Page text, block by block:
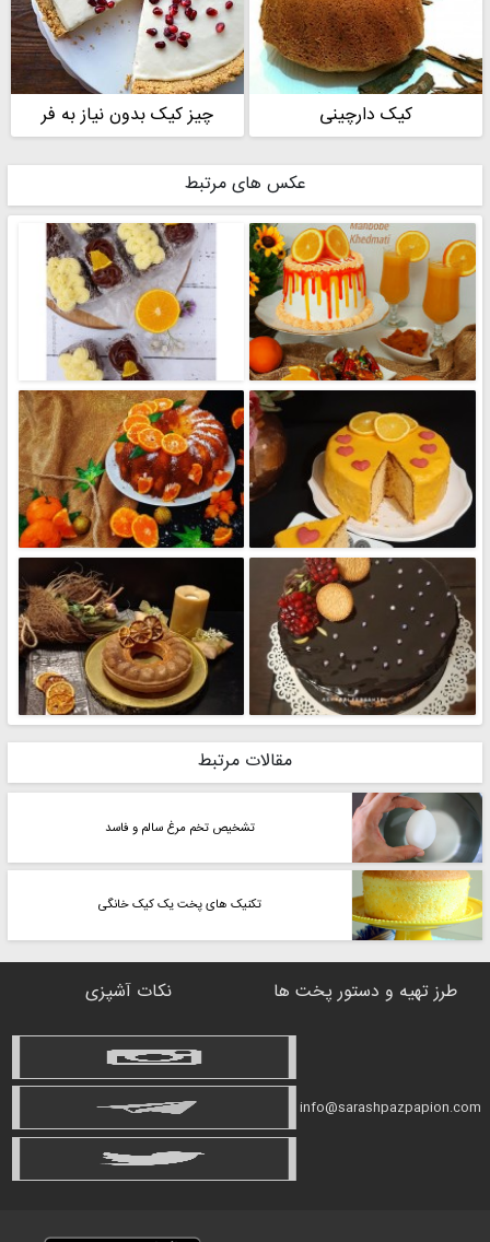
کیک دارچینی چیز کیک بدون نیاز به فر
عکس های مرتبط
مقالات مرتبط
تشخیص تخم مرغ سالم و فاسد
تکنیک های پخت یک کیک خانگی
طرز تهیه و دستور پخت ها نکات آشپزی
info@sarashpazpapion.com